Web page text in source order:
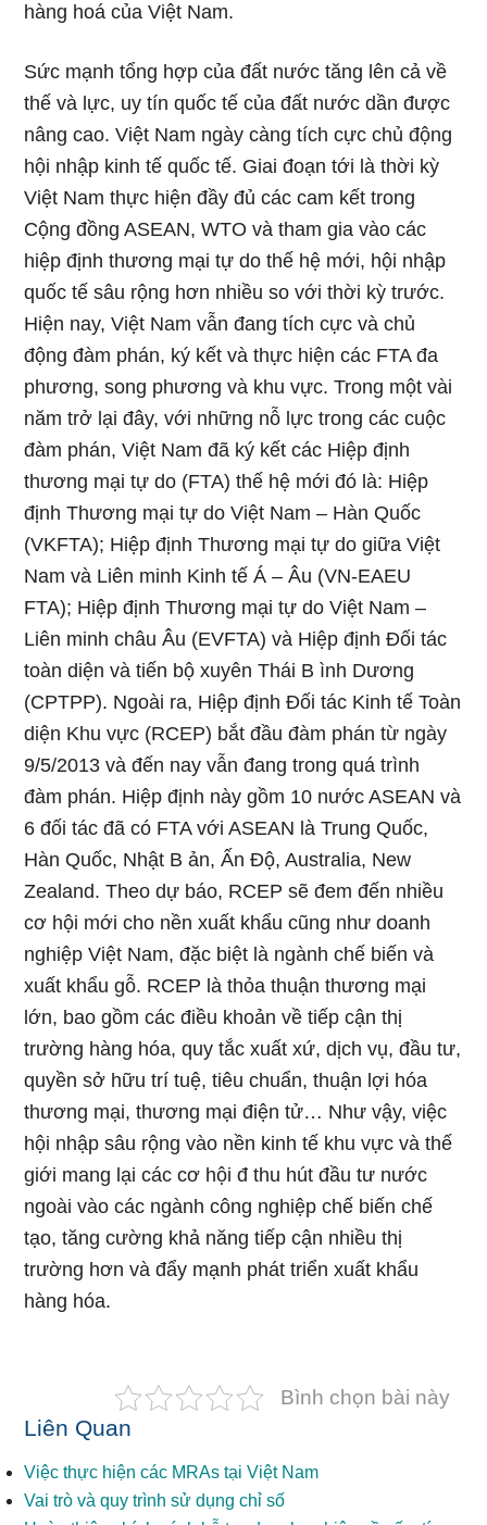
hàng hoá của Việt Nam.
Sức mạnh tổng hợp của đất nước tăng lên cả về
thế và lực, uy tín quốc tế của đất nước dần được
nâng cao. Việt Nam ngày càng tích cực chủ động
hội nhập kinh tế quốc tế. Giai đoạn tới là thời kỳ
Việt Nam thực hiện đầy đủ các cam kết trong
Cộng đồng ASEAN, WTO và tham gia vào các
hiệp định thương mại tự do thế hệ mới, hội nhập
quốc tế sâu rộng hơn nhiều so với thời kỳ trước.
Hiện nay, Việt Nam vẫn đang tích cực và chủ
động đàm phán, ký kết và thực hiện các FTA đa
phương, song phương và khu vực. Trong một vài
năm trở lại đây, với những nỗ lực trong các cuộc
đàm phán, Việt Nam đã ký kết các Hiệp định
thương mại tự do (FTA) thế hệ mới đó là: Hiệp
định Thương mại tự do Việt Nam – Hàn Quốc
(VKFTA); Hiệp định Thương mại tự do giữa Việt
Nam và Liên minh Kinh tế Á – Âu (VN-EAEU
FTA); Hiệp định Thương mại tự do Việt Nam –
Liên minh châu Âu (EVFTA) và Hiệp định Đối tác
toàn diện và tiến bộ xuyên Thái B ình Dương
(CPTPP). Ngoài ra, Hiệp định Đối tác Kinh tế Toàn
diện Khu vực (RCEP) bắt đầu đàm phán từ ngày
9/5/2013 và đến nay vẫn đang trong quá trình
đàm phán. Hiệp định này gồm 10 nước ASEAN và
6 đối tác đã có FTA với ASEAN là Trung Quốc,
Hàn Quốc, Nhật B ản, Ấn Độ, Australia, New
Zealand. Theo dự báo, RCEP sẽ đem đến nhiều
cơ hội mới cho nền xuất khẩu cũng như doanh
nghiệp Việt Nam, đặc biệt là ngành chế biến và
xuất khẩu gỗ. RCEP là thỏa thuận thương mại
lớn, bao gồm các điều khoản về tiếp cận thị
trường hàng hóa, quy tắc xuất xứ, dịch vụ, đầu tư,
quyền sở hữu trí tuệ, tiêu chuẩn, thuận lợi hóa
thương mại, thương mại điện tử… Như vậy, việc
hội nhập sâu rộng vào nền kinh tế khu vực và thế
giới mang lại các cơ hội đ thu hút đầu tư nước
ngoài vào các ngành công nghiệp chế biến chế
tạo, tăng cường khả năng tiếp cận nhiều thị
trường hơn và đẩy mạnh phát triển xuất khẩu
hàng hóa.
Bình chọn bài này
Liên Quan
Việc thực hiện các MRAs tại Việt Nam
Vai trò và quy trình sử dụng chỉ số